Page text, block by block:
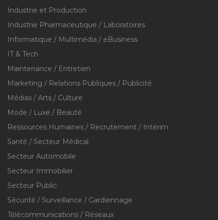
Industrie et Production
Industrie Pharmaceutique / Laboratoires
Informatique / Multimédia / eBusiness
IT & Tech
Maintenance / Entretien
Marketing / Relations Publiques / Publicité
Médias / Arts / Culture
Mode / Luxe / Beauté
Ressources Humaines / Recrutement / Intérim
Santé / Secteur Médical
Secteur Automobile
Secteur Immobilier
Secteur Public
Sécurité / Surveillance / Gardiennage
Télécommunications / Réseaux